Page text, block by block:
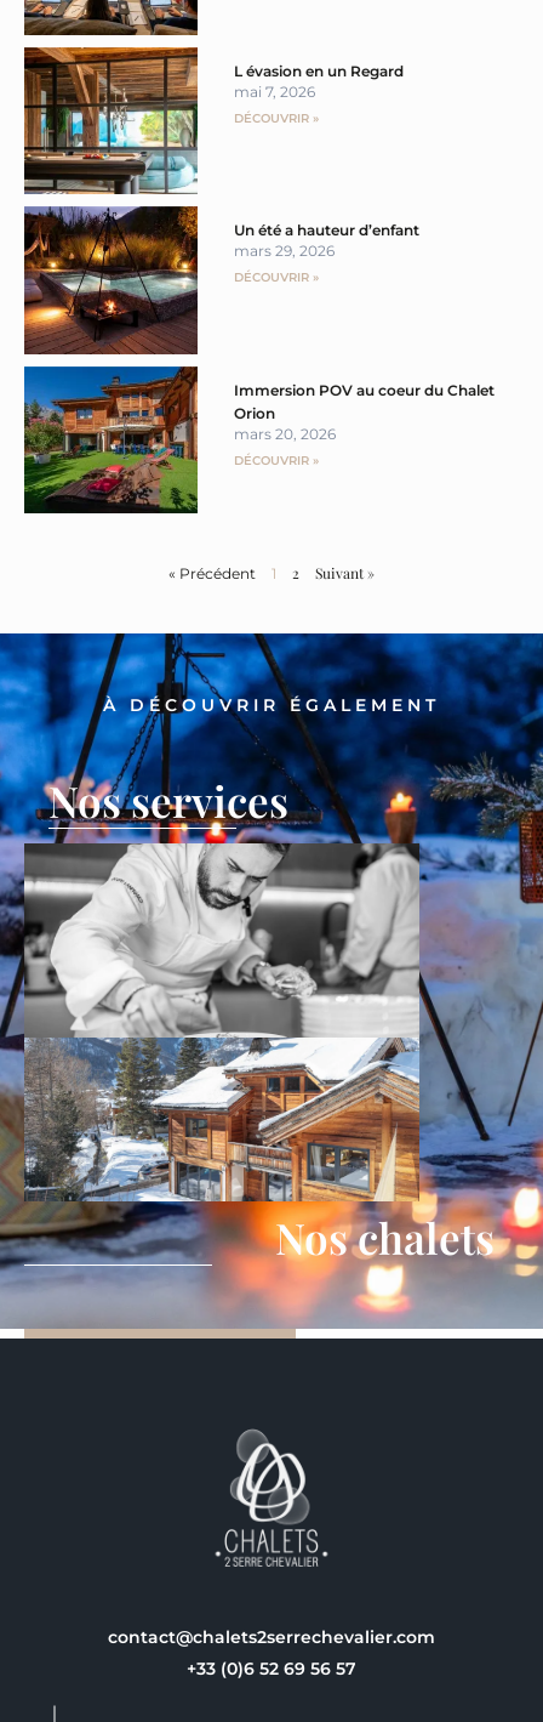
L évasion en un Regard
mai 7, 2026
DÉCOUVRIR »
Un été a hauteur d’enfant
mars 29, 2026
DÉCOUVRIR »
Immersion POV au coeur du Chalet
Orion
mars 20, 2026
DÉCOUVRIR »
« Précédent 1 2 Suivant »
À DÉCOUVRIR ÉGALEMENT
Nos services
Nos chalets
contact@chalets2serrechevalier.com
+33 (0)6 52 69 56 57